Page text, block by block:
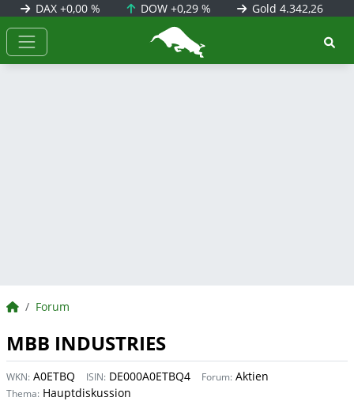
DAX +0,00 % DOW+0,29 % Gold 4.342,26
BörsenNEWS.de
BörsenNEWS.de
Forum
MBB INDUSTRIES
WKN: A0ETBQ ISIN: DE000A0ETBQ4 Forum: Aktien
Thema: Hauptdiskussion